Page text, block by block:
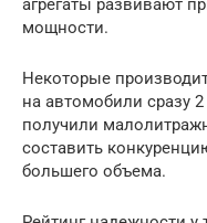
агрегаты развивают
мощности.
Некоторые
на автомобили сразу 2
получили
составить
большего объема.